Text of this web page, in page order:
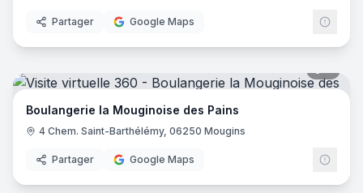
Partager Google Maps
Boulangerie la Mouginoise des Pains
4 Chem. Saint-Barthélémy, 06250 Mougins
Partager Google Maps